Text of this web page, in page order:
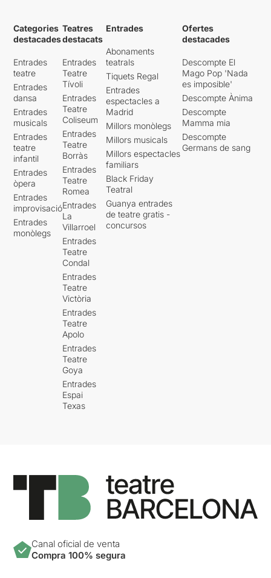
Categories
destacades
Entrades
teatre
Entrades
dansa
Entrades
musicals
Entrades
teatre
infantil
Entrades
òpera
Entrades
improvisació
Entrades
monòlegs
Teatres
destacats
Entrades
Teatre
Tívoli
Entrades
Teatre
Coliseum
Entrades
Teatre
Borràs
Entrades
Teatre
Romea
Entrades
La
Villarroel
Entrades
Teatre
Condal
Entrades
Teatre
Victòria
Entrades
Teatre
Apolo
Entrades
Teatre
Goya
Entrades
Espai
Texas
Entrades
Abonaments
teatrals
Tiquets Regal
Entrades
espectacles a
Madrid
Millors monòlegs
Millors musicals
Millors espectacles
familiars
Black Friday
Teatral
Guanya entrades
de teatre gratis -
concursos
Ofertes
destacades
Descompte El
Mago Pop 'Nada
es imposible'
Descompte Ànima
Descompte
Mamma mia
Descompte
Germans de sang
Canal oficial de venta
Compra 100% segura